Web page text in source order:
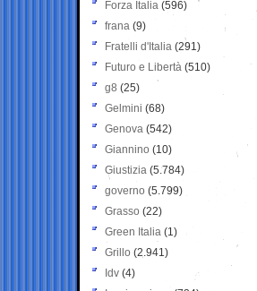
Forza Italia (596)
frana (9)
Fratelli d'Italia (291)
Futuro e Libertà (510)
g8 (25)
Gelmini (68)
Genova (542)
Giannino (10)
Giustizia (5.784)
governo (5.799)
Grasso (22)
Green Italia (1)
Grillo (2.941)
Idv (4)